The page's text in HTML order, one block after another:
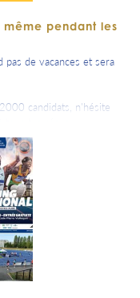
même pendant les
de vacances et sera
candidats, n'hésite
centaines de contacts
jobs ont été trouvé en
Jobassadeurs tous les